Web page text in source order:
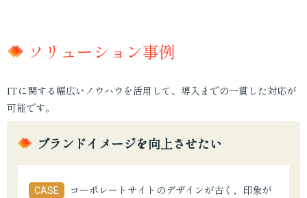
ソリューション事例
ITに関する幅広いノウハウを活用して、導入までの一貫した対応が
可能です。
ブランドイメージを向上させたい
CASE
コーポレートサイトのデザインが古く、印象が